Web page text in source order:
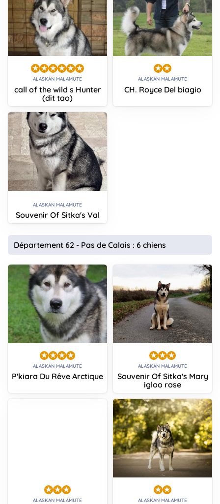
ALASKAN MALAMUTE
call of the wild s Hunter
(dit tao)
ALASKAN MALAMUTE
CH. Royce Del biagio
ALASKAN MALAMUTE
Souvenir Of Sitka's Val
Département 62 - Pas de Calais : 6 chiens
ALASKAN MALAMUTE
P'kiara Du Rêve Arctique
ALASKAN MALAMUTE
Souvenir Of Sitka's Mary
igloo rose
ALASKAN MALAMUTE ALASKAN MALAMUTE